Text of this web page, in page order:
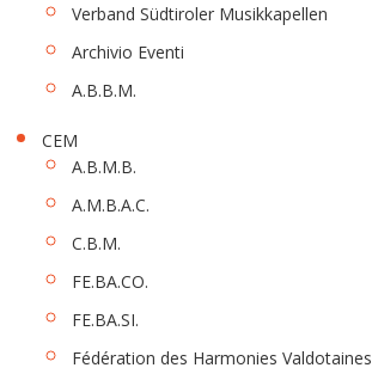
Verband Südtiroler Musikkapellen
Archivio Eventi
A.B.B.M.
CEM
A.B.M.B.
A.M.B.A.C.
C.B.M.
FE.BA.CO.
FE.BA.SI.
Fédération des Harmonies Valdotaines